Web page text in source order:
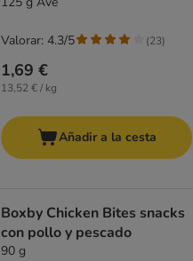
1,69 €
13,52 € / kg
Valorar: 4.3/5 (23)
Añadir a la cesta
Boxby Chicken Bites snacks
con pollo y pescado
90 g